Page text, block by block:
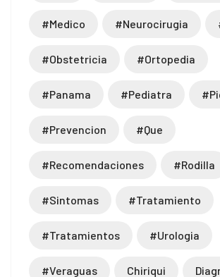
#medico #neurocirugia
#obstetricia #ortopedia
#panama #pediatra
#prevencion #que
#recomendaciones #rodilla
#sintomas #tratamiento
#tratamientos #urologia
#veraguas Chiriqui